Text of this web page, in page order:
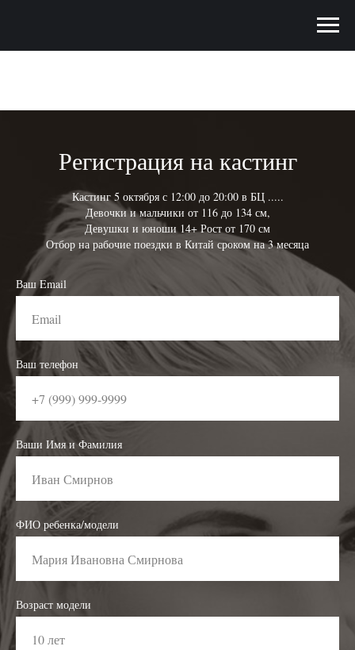
Регистрация на кастинг
Кастинг 5 октября с 12:00 до 20:00 в БЦ .....
Девочки и мальчики от 116 до 134 см,
Девушки и юноши 14+ Рост от 170 см
Отбор на рабочие поездки в Китай сроком на 3 месяца
Ваш Email
Ваш телефон
Ваши Имя и Фамилия
ФИО ребенка/модели
Возраст модели